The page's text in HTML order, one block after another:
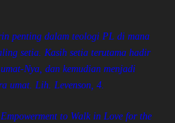
penting dalam teologi PL di mana
setia. Kasih setia terutama hadir
Nya, dan kemudian menjadi
umat. Lih. Levenson, 4.
to Walk in Love for the